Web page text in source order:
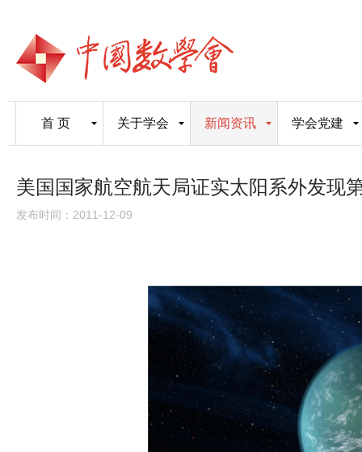
首 页 关于学会 新闻资讯 学会党建
美国国家航空航天局证实太阳系外发现
发布时间：2011-12-09